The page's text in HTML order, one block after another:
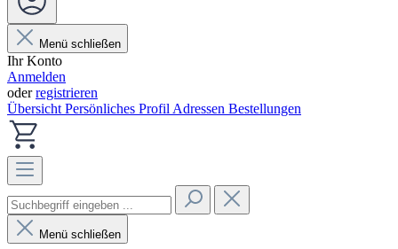
Menü schließen
Ihr Konto
Anmelden
oderregistrieren
Übersicht Persönliches Profil Adressen Bestellungen
Menü schließen